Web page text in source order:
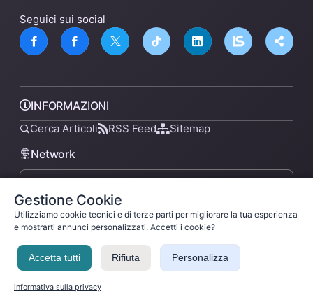
Gestione Cookie
Utilizziamo cookie tecnici e di terze parti per migliorare la tua esperienza
e mostrarti annunci personalizzati. Accetti i cookie?
Accetta tutti Rifiuta Personalizza
informativa sulla privacy
Seguici sui social
INFORMAZIONI
Cerca Articoli RSS Feed Sitemap
Network
lsnn.net
Privacy PolicyTermini di ServizioLicenza